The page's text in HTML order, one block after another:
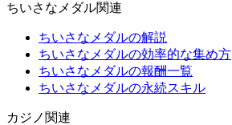
ちいさなメダル関連
ちいさなメダルの解説
ちいさなメダルの効率的な集め方
ちいさなメダルの報酬一覧
ちいさなメダルの永続スキル
カジノ関連